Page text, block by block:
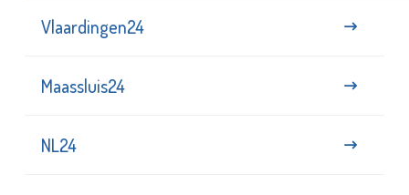
Vlaardingen24
Maassluis24
NL24